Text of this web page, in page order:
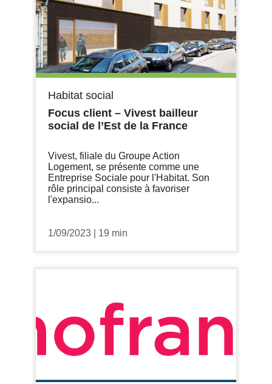
Habitat social
Focus client – Vivest bailleur
social de l’Est de la France
Vivest, filiale du Groupe Action
Logement, se présente comme une
Entreprise Sociale pour l'Habitat. Son
rôle principal consiste à favoriser
l'expansio...
1/09/2023 19 min